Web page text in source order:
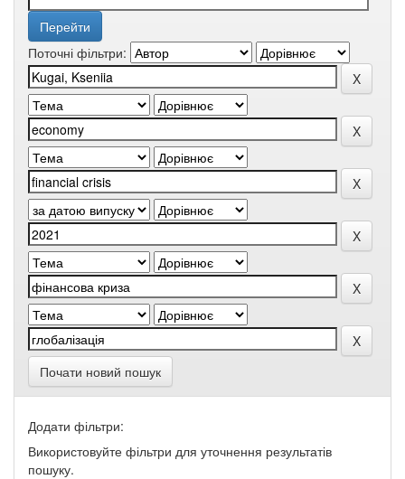
Поточні фільтри:
Почати новий пошук
Додати фільтри:
Використовуйте фільтри для уточнення результатів
пошуку.